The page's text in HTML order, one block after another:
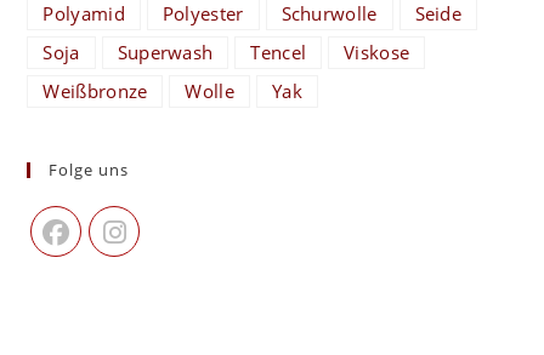
Polyamid
Polyester Schurwolle
Seide
Soja
Superwash Tencel
Viskose
Weißbronze
Wolle Yak
Folge uns